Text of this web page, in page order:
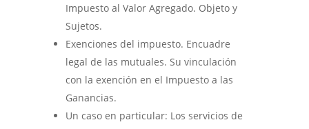
Impuesto al Valor Agregado. Objeto y
Sujetos.
Exenciones del impuesto. Encuadre
legal de las mutuales. Su vinculación
con la exención en el Impuesto a las
Ganancias.
Un caso en particular: Los servicios de